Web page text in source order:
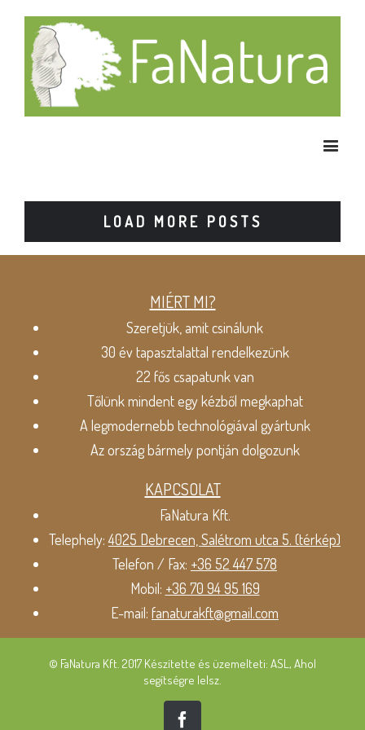
LOAD MORE POSTS
MIÉRT MI?
Szeretjük, amit csinálunk
30 év tapasztalattal rendelkezünk
22 fős csapatunk van
Tőlünk mindent egy kézből megkaphat
A legmodernebb technológiával gyártunk
Az ország bármely pontján dolgozunk
KAPCSOLAT
FaNatura Kft.
Telephely:4025 Debrecen, Salétrom utca 5. (térkép)
Telefon / Fax: +36 52 447 578
Mobil: +36 70 94 95 169
E-mail: fanaturakft@gmail.com
© FaNatura Kft. 2017 Készítette és üzemelteti: ASL, Ahol
segítségre lelsz.